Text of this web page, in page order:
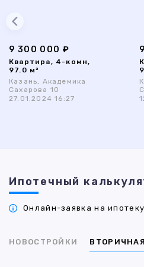
9 300 000 ₽
Квартира, 4-комн,
97.0 м²
Казань, Академика
Сахарова 10
27.01.2024 16:27
Ипотечный
Онлайн-заявка на ипотеку
НОВОСТРОЙКИ ВТОРИЧНАЯ